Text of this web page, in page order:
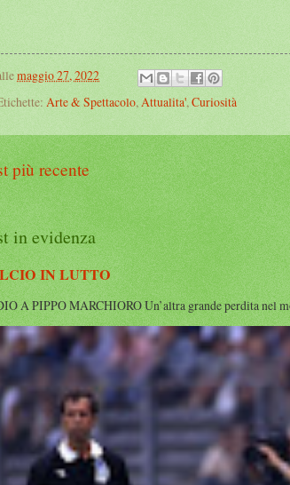
maggio 27, 2022
Arte & Spettacolo, Attualita', Curiosità
più recente
in evidenza
IN LUTTO
A PIPPO MARCHIORO Un’altra grande perdita nel